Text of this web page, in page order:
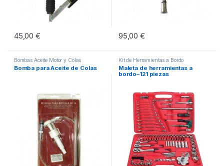
45,00€ 95,00€
Bombas Aceite Motor y Colas
Bomba para Aceite de Colas
Kit de Herramientas a Bordo
Maleta de herramientas a
bordo–121 piezas